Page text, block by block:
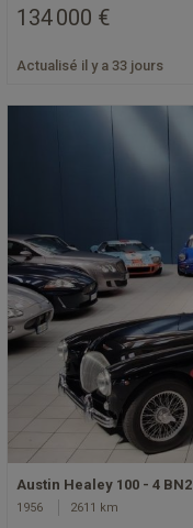
134 000 €
Actualisé il y a 33 jours
Austin Healey 100 - 4 BN2
1956 2611 km